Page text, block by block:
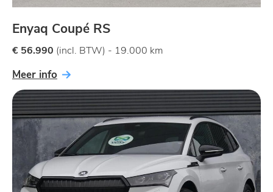
Enyaq Coupé RS
€ 56.990 (incl. BTW) - 19.000 km
Meer info